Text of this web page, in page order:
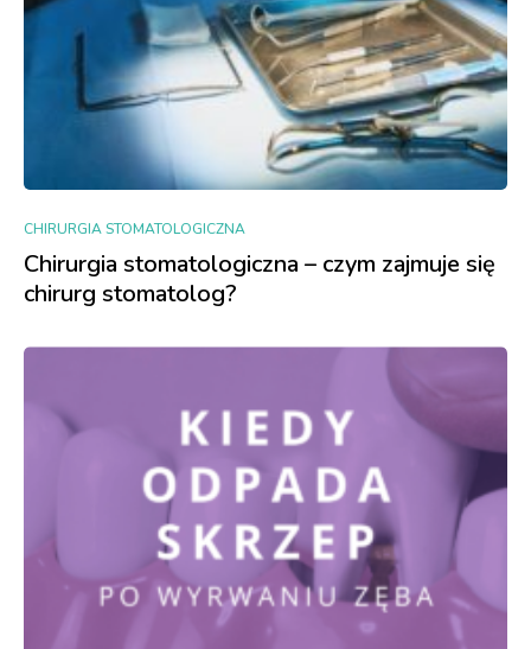
CHIRURGIA STOMATOLOGICZNA
Chirurgia stomatologiczna – czym zajmuje się
chirurg stomatolog?